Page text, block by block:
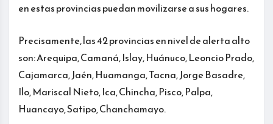
en estas provincias puedan movilizarse a sus hogares.
Precisamente, las 42 provincias en nivel de alerta alto
son: Arequipa, Camaná, Islay, Huánuco, Leoncio Prado,
Cajamarca, Jaén, Huamanga, Tacna, Jorge Basadre,
Ilo, Mariscal Nieto, Ica, Chincha, Pisco, Palpa,
Huancayo, Satipo, Chanchamayo.